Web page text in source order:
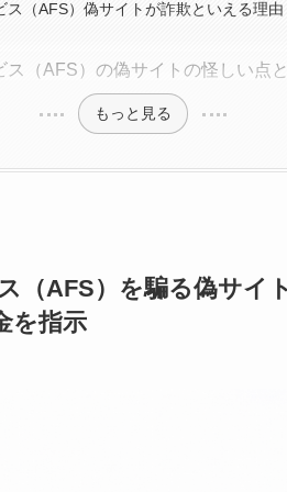
ス（AFS）偽サイトが詐欺といえる理
（AFS）の偽サイトの怪しい点
もっと見る
（AFS）を騙る偽サイ
を指示